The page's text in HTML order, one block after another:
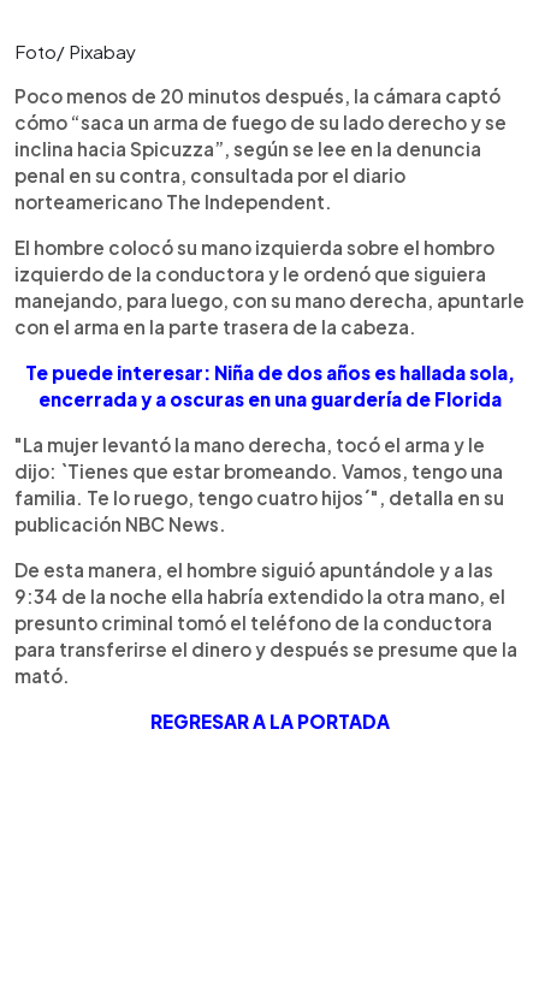
Foto/ Pixabay
Poco menos de 20 minutos después, la cámara captó
cómo “saca un arma de fuego de su lado derecho y se
inclina hacia Spicuzza”, según se lee en la denuncia
penal en su contra, consultada por el diario
norteamericano The Independent.
El hombre colocó su mano izquierda sobre el hombro
izquierdo de la conductora y le ordenó que siguiera
manejando, para luego, con su mano derecha, apuntarle
con el arma en la parte trasera de la cabeza.
Te puede interesar: Niña de dos años es hallada sola,
encerrada y a oscuras en una guardería de Florida
"La mujer levantó la mano derecha, tocó el arma y le
dijo: `Tienes que estar bromeando. Vamos, tengo una
familia. Te lo ruego, tengo cuatro hijos´", detalla en su
publicación NBC News.
De esta manera, el hombre siguió apuntándole y a las
9:34 de la noche ella habría extendido la otra mano, el
presunto criminal tomó el teléfono de la conductora
para transferirse el dinero y después se presume que la
mató.
REGRESAR A LA PORTADA